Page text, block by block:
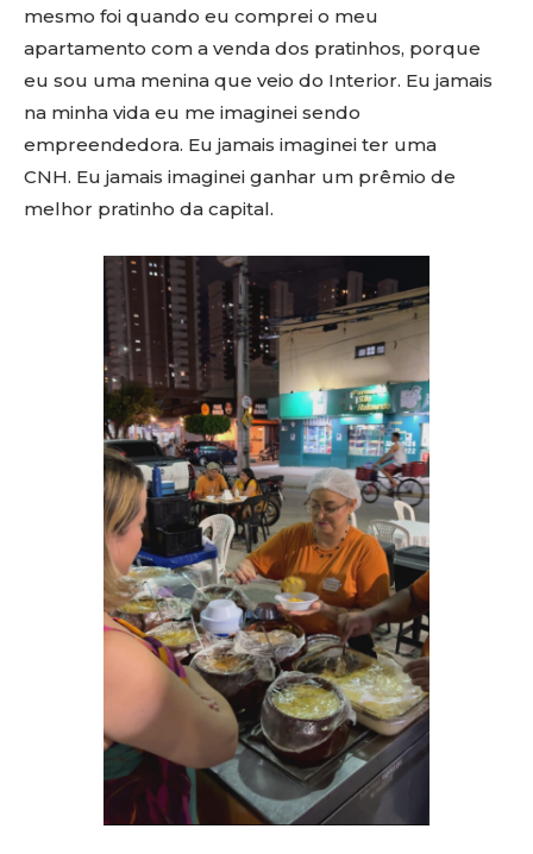
mesmo foi quando eu comprei o meu
apartamento com a venda dos pratinhos, porque
eu sou uma menina que veio do Interior. Eu jamais
na minha vida eu me imaginei sendo
empreendedora. Eu jamais imaginei ter uma
CNH. Eu jamais imaginei ganhar um prêmio de
melhor pratinho da capital.